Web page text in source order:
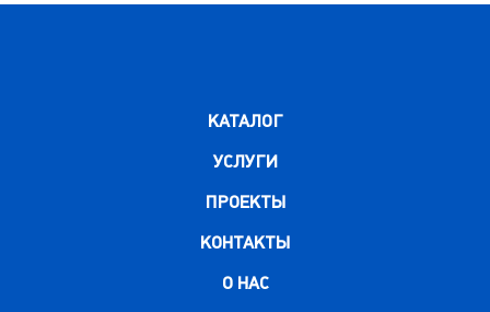
КАТАЛОГ
УСЛУГИ
ПРОЕКТЫ
КОНТАКТЫ
О НАС